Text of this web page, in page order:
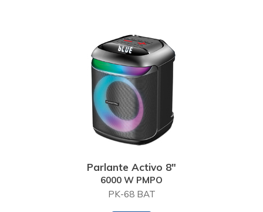
Parlante Activo 8"
6000 W PMPO
PK-68 BAT